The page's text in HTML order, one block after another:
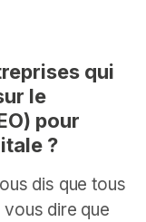
qui
le
pour
?
dis que tous
dire que